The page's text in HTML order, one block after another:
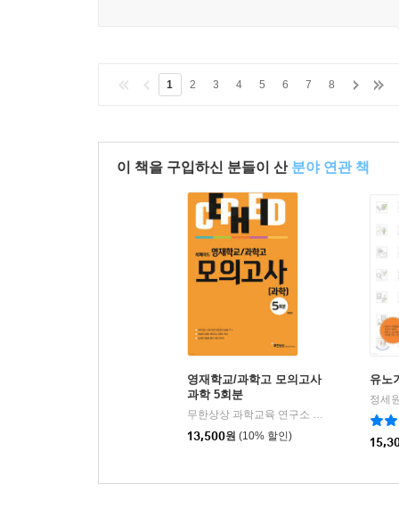
1 2 3 4 5 6 7 8
이 책을 구입하신 분들이 산 분야 연관 책
영재학교/과학고 모의고사
과학 5회분
무한상상 과학교육 연구소 저
13,500원 (10% 할인)
유노
정세